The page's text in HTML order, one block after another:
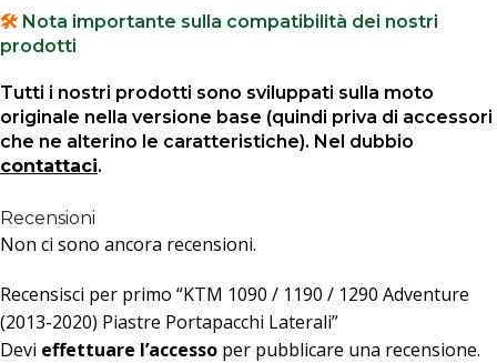
🛠️ Nota importante sulla compatibilità dei nostri
prodotti
Tutti i nostri prodotti sono sviluppati sulla moto
originale nella versione base (quindi priva di accessori
che ne alterino le caratteristiche). Nel dubbio
contattaci.
Recensioni
Non ci sono ancora recensioni.
Recensisci per primo “KTM 1090 / 1190 / 1290 Adventure
(2013-2020) Piastre Portapacchi Laterali”
Devi effettuare l’accesso per pubblicare una recensione.